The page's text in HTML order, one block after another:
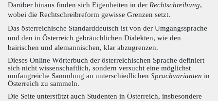
Darüber hinaus finden sich Eigenheiten in der Rechtschreibung,
wobei die Rechtschreibreform gewisse Grenzen setzt.
Das österreichische Standarddeutsch ist von der Umgangssprache
und den in Österreich gebräuchlichen Dialekten, wie den
bairischen und alemannischen, klar abzugrenzen.
Dieses Online Wörterbuch der österreichischen Sprache definiert
sich nicht wissenschaftlich, sondern versucht eine möglichst
umfangreiche Sammlung an unterschiedlichen Sprachvarianten in
Österreich zu sammeln.
Die Seite unterstützt auch Studenten in Österreich, insbesondere